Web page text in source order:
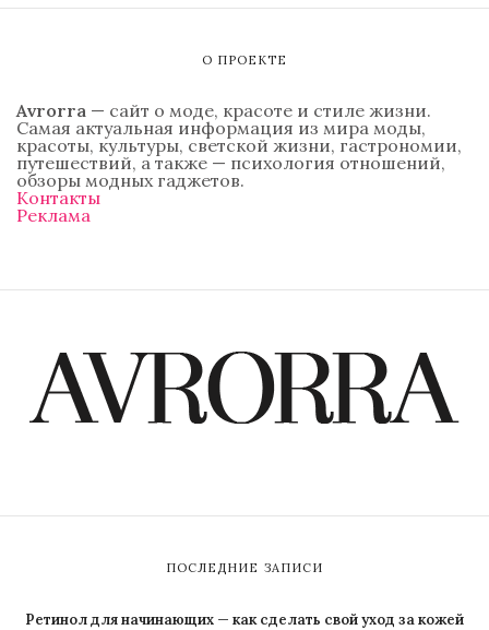
О ПРОЕКТЕ
Avrorra — сайт о моде, красоте и стиле жизни.
Самая актуальная информация из мира моды,
красоты, культуры, светской жизни, гастрономии,
путешествий, а также — психология отношений,
обзоры модных гаджетов.
Контакты
Реклама
ПОСЛЕДНИЕ ЗАПИСИ
Ретинол для начинающих — как сделать свой уход за кожей